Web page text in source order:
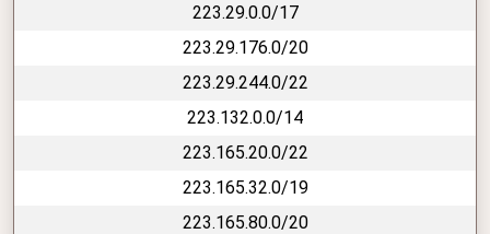
223.29.0.0/17
223.29.176.0/20
223.29.244.0/22
223.132.0.0/14
223.165.20.0/22
223.165.32.0/19
223.165.80.0/20